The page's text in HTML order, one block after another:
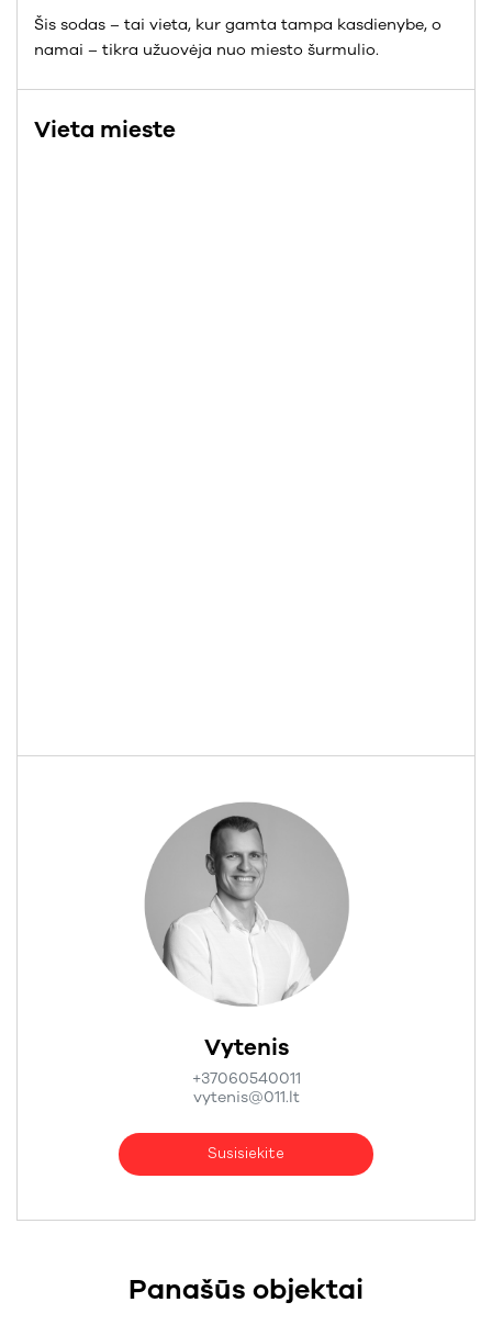
Šis sodas – tai vieta, kur gamta tampa kasdienybe, o
namai – tikra užuovėja nuo miesto šurmulio.
Vieta mieste
Vytenis
+37060540011
vytenis@011.lt
Susisiekite
Panašūs objektai